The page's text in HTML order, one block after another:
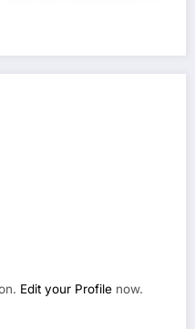
Edit your Profile now.